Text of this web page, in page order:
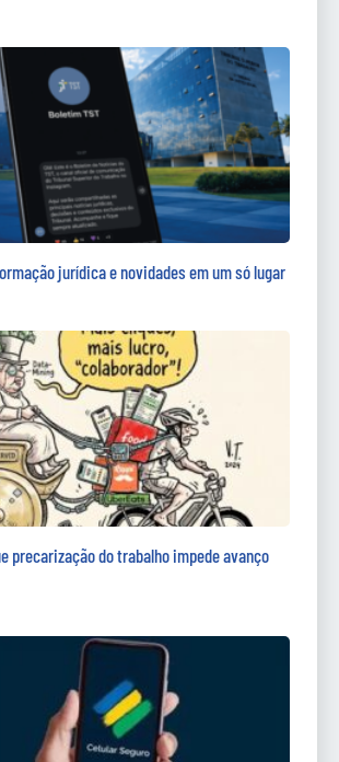
jurídica e novidades em um só lugar
precarização do trabalho impede avanço